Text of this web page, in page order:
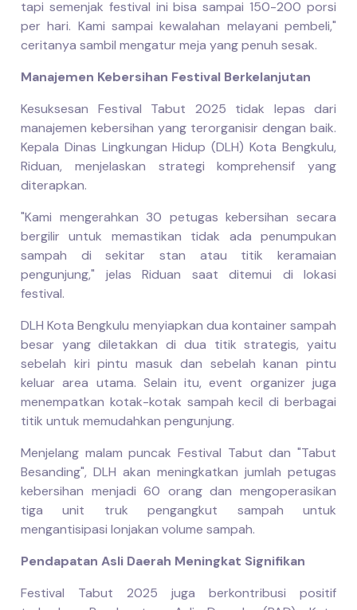
tapi semenjak festival ini bisa sampai 150-200 porsi
per hari. Kami sampai kewalahan melayani pembeli,"
ceritanya sambil mengatur meja yang penuh sesak.
Manajemen Kebersihan Festival Berkelanjutan
Kesuksesan Festival Tabut 2025 tidak lepas dari
manajemen kebersihan yang terorganisir dengan baik.
Kepala Dinas Lingkungan Hidup (DLH) Kota Bengkulu,
Riduan, menjelaskan strategi komprehensif yang
diterapkan.
"Kami mengerahkan 30 petugas kebersihan secara
bergilir untuk memastikan tidak ada penumpukan
sampah di sekitar stan atau titik keramaian
pengunjung," jelas Riduan saat ditemui di lokasi
festival.
DLH Kota Bengkulu menyiapkan dua kontainer sampah
besar yang diletakkan di dua titik strategis, yaitu
sebelah kiri pintu masuk dan sebelah kanan pintu
keluar area utama. Selain itu, event organizer juga
menempatkan kotak-kotak sampah kecil di berbagai
titik untuk memudahkan pengunjung.
Menjelang malam puncak Festival Tabut dan "Tabut
Besanding", DLH akan meningkatkan jumlah petugas
kebersihan menjadi 60 orang dan mengoperasikan
tiga unit truk pengangkut sampah untuk
mengantisipasi lonjakan volume sampah.
Pendapatan Asli Daerah Meningkat Signifikan
Festival Tabut 2025 juga berkontribusi positif